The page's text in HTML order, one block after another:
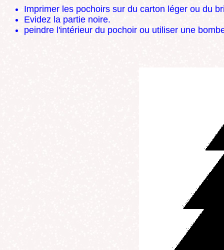
Imprimer les pochoirs sur du carton léger ou du
Evidez la partie noire.
peindre l'intérieur du pochoir ou utiliser une